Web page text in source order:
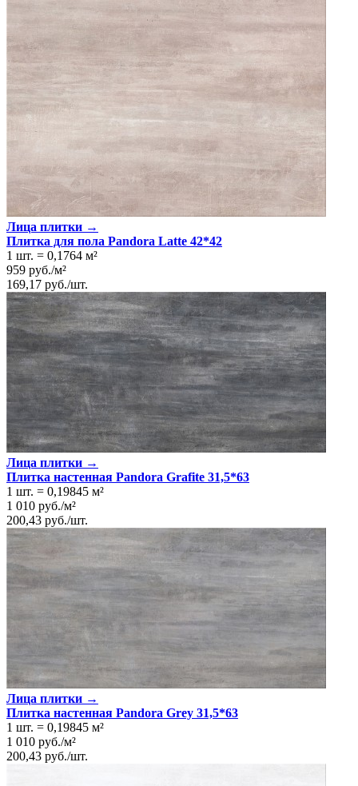
Лица плитки →
Плитка для пола Pandora Latte 42*42
1 шт. = 0,1764 м²
959 руб./м²
169,17 руб./шт.
Лица плитки →
Плитка настенная Pandora Grafite 31,5*63
1 шт. = 0,19845 м²
1 010 руб./м²
200,43 руб./шт.
Лица плитки →
Плитка настенная Pandora Grey 31,5*63
1 шт. = 0,19845 м²
1 010 руб./м²
200,43 руб./шт.